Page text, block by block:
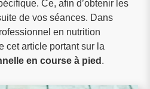
Ce, afin d’obtenir les
de vos séances. Dans
en nutrition
cet article portant sur la
en course à pied .